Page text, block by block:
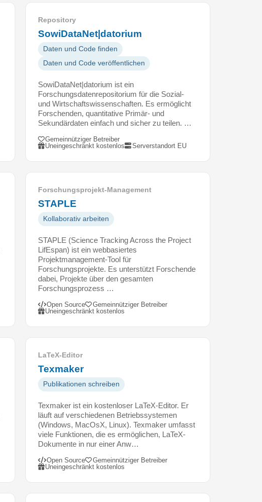
Repository
SowiDataNet|datorium
Daten und Code finden
Daten und Code veröffentlichen
SowiDataNet|datorium ist ein
Forschungsdatenrepositorium für die Sozial-
und Wirtschaftswissenschaften. Es ermöglicht
Forschenden, quantitative Primär- und
Sekundärdaten einfach und sicher zu teilen. …
Gemeinnütziger Betreiber
Uneingeschränkt kostenlos
Serverstandort EU
Forschungsprojekt-Management
STAPLE
Kollaborativ arbeiten
STAPLE (Science Tracking Across the Project
LifEspan) ist ein webbasiertes
Projektmanagement-Tool für
Forschungsprojekte. Es unterstützt Forschende
dabei, Projekte über den gesamten
Forschungsprozess …
Open Source
Gemeinnütziger Betreiber
Uneingeschränkt kostenlos
LaTeX-Editor
Texmaker
Publikationen schreiben
Texmaker ist ein kostenloser LaTeX-Editor. Er
läuft auf verschiedenen Betriebssystemen
(Windows, MacOsX, Linux). Texmaker umfasst
viele Funktionen, die es ermöglichen, LaTeX-
Dokumente in nur einer Anw…
Open Source
Gemeinnütziger Betreiber
Uneingeschränkt kostenlos